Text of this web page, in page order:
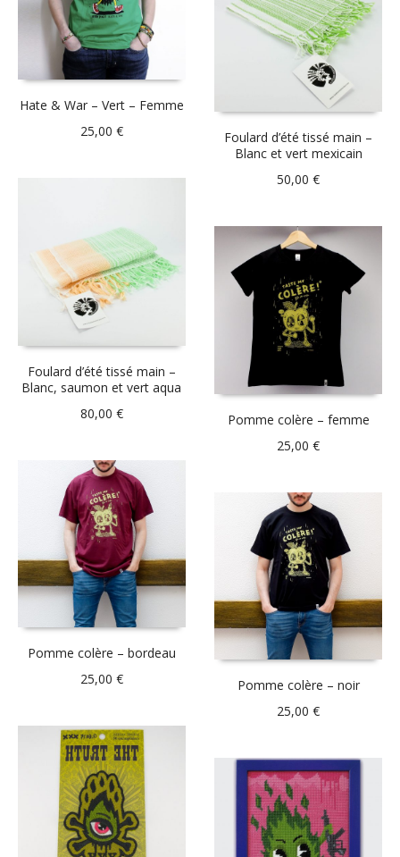
Hate & War – Vert – Femme
25,00 €
Foulard d’été tissé main –
Blanc et vert mexicain
50,00€
Foulard d’été tissé main –
Blanc, saumon et vert aqua
80,00 €
Pomme colère – femme
25,00€
Pomme colère – bordeau
25,00 €
Pomme colère – noir
25,00€